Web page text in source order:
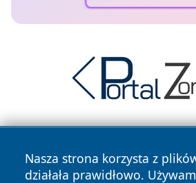
Nasza strona korzysta z
działała prawidłowo.